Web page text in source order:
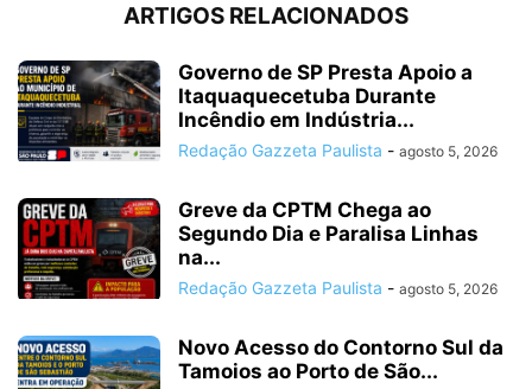
ARTIGOS RELACIONADOS
Governo de SP Presta Apoio a
Itaquaquecetuba Durante
Incêndio em Indústria...
Redação Gazzeta Paulista - agosto 5, 2026
Greve da CPTM Chega ao
Segundo Dia e Paralisa Linhas
na...
Redação Gazzeta Paulista - agosto 5, 2026
Novo Acesso do Contorno Sul da
Tamoios ao Porto de São...